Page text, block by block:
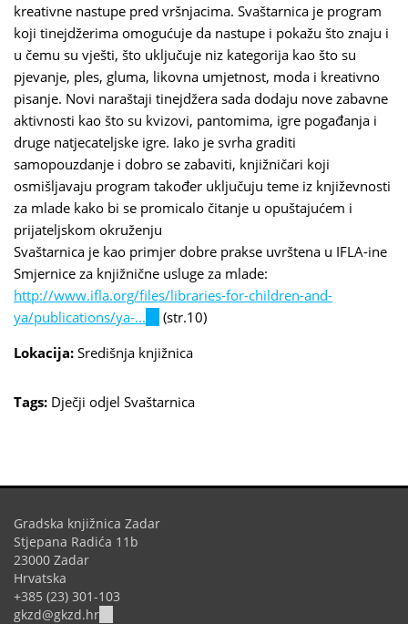
kreativne nastupe pred vršnjacima. Svaštarnica je program
koji tinejdžerima omogućuje da nastupe i pokažu što znaju i
u čemu su vješti, što uključuje niz kategorija kao što su
pjevanje, ples, gluma, likovna umjetnost, moda i kreativno
pisanje. Novi naraštaji tinejdžera sada dodaju nove zabavne
aktivnosti kao što su kvizovi, pantomima, igre pogađanja i
druge natjecateljske igre. Iako je svrha graditi
samopouzdanje i dobro se zabaviti, knjižničari koji
osmišljavaju program također uključuju teme iz književnosti
za mlade kako bi se promicalo čitanje u opuštajućem i
prijateljskom okruženju
Svaštarnica je kao primjer dobre prakse uvrštena u IFLA-ine
Smjernice za knjižnične usluge za mlade:
http://www.ifla.org/files/libraries-for-children-and-
ya/publications/ya-... (link
external)
(str.10)
Lokacija: Središnja knjižnica
Tags: Dječji odjel Svaštarnica
Gradska knjižnica Zadar
Stjepana Radića 11b
23000 Zadar
Hrvatska
+385 (23) 301-103
gkzd@gkzd.hr